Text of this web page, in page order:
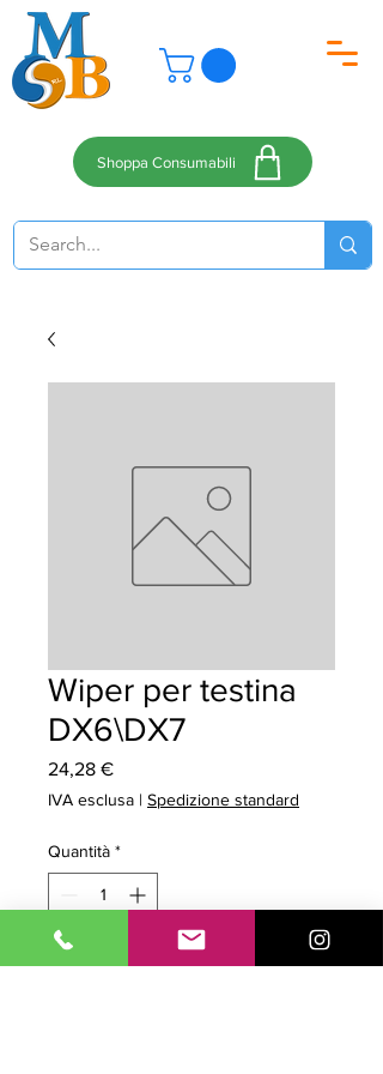
Shoppa Consumabili
Wiper per testina
DX6\DX7
24,28 €Prezzo
IVA esclusa | Spedizione standard
Quantità *
Aggiungi al carrello